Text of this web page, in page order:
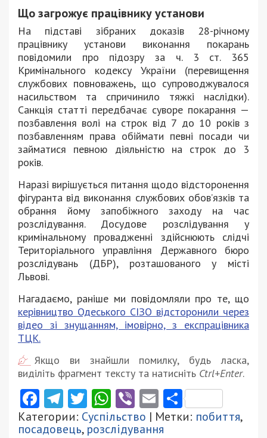
Що загрожує працівнику установи
На підставі зібраних доказів 28-річному
працівнику установи виконання покарань
повідомили про підозру за ч. 3 ст. 365
Кримінального кодексу України (перевищення
службових повноважень, що супроводжувалося
насильством та спричинило тяжкі наслідки).
Санкція статті передбачає суворе покарання —
позбавлення волі на строк від 7 до 10 років з
позбавленням права обіймати певні посади чи
займатися певною діяльністю на строк до 3
років.
Наразі вирішується питання щодо відсторонення
фігуранта від виконання службових обов’язків та
обрання йому запобіжного заходу на час
розслідування. Досудове розслідування у
кримінальному провадженні здійснюють слідчі
Територіального управління Державного бюро
розслідувань (ДБР), розташованого у місті
Львові.
Нагадаємо, раніше ми повідомляли про те, що
керівництво Одеського СІЗО відсторонили через
відео зі знущанням, імовірно, з експрацівника
ТЦК.
Якщо ви знайшли помилку, будь ласка,
виділіть фрагмент тексту та натисніть Ctrl+Enter.
Facebook
Telegram
Twitter
WhatsApp
ViberEmail
Категории: Суспільство | Метки: побиття,
посадовець, розслідування